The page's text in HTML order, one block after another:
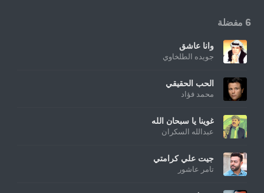
6 مفضلة
وانا عاشق
جويده الطلخاوي
الحب الحقيقي
محمد فؤاد
غوينا يا سبحان الله
عبدالله السكران
جيت علي كرامتي
تامر عاشور